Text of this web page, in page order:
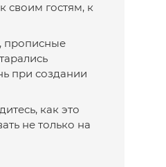
своим гостям, к
прописные
при создании
как это
не только на